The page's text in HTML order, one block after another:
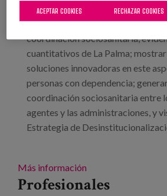
retos detectados y cuyos
profundizar sobre los modelos de
coordinación sociosanitaria,
cuantitativos de La Palma;
soluciones innovadoras en este
personas con dependencia;
coordinación sociosanitaria entre
agentes y las administraciones, y
Estrategia de
Más información
Profesionales
RECHAZAR COOKIES
ACEPTAR COOKIES